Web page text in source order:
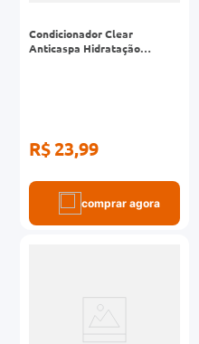
Condicionador Clear
Anticaspa Hidratação
R$ 23,99
comprar agora